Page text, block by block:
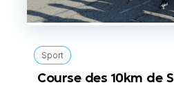
Sport
Course des 10km de